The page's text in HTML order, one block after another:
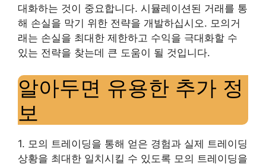
대화하는 것이 중요합니다. 시뮬레이션된 거래를 통
해 손실을 막기 위한 전략을 개발하십시오. 모의거
래는 손실을 최대한 제한하고 수익을 극대화할 수
있는 전략을 찾는데 큰 도움이 될 것입니다.
알아두면 유용한 추가 정
보
1. 모의 트레이딩을 통해 얻은 경험과 실제 트레이딩
상황을 최대한 일치시킬 수 있도록 모의 트레이딩을